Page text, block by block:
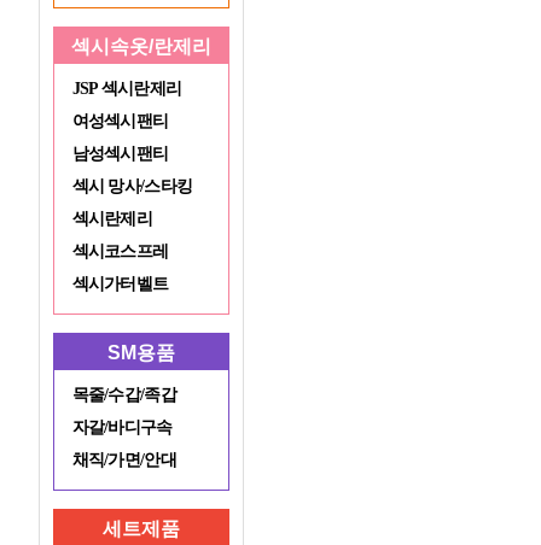
섹시속옷/란제리
JSP 섹시란제리
여성섹시팬티
남성섹시팬티
섹시 망사/스타킹
섹시란제리
섹시코스프레
섹시가터벨트
SM용품
목줄/수갑/족갑
자갈/바디구속
채직/가면/안대
세트제품